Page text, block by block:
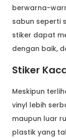
berwarna-
sabun seperti
stiker dapat
dengan baik,
Stiker
Meskipun
vinyl lebih
maupun luar
plastik yang